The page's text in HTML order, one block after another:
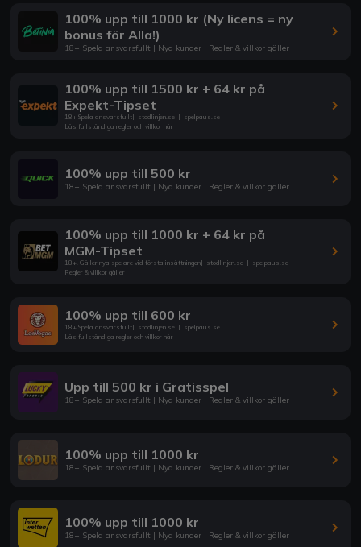
100% upp till 1000 kr (Ny licens = ny
bonus för Alla!)
18+ Spela ansvarsfullt | Nya kunder | Regler & villkor gäller
100% upp till 1500 kr + 64 kr på
Expekt-Tipset
18+ Spela ansvarsfullt| stodlinjen.se | spelpaus.se
Läs fullständiga regler och villkor här
100% upp till 500 kr
18+ Spela ansvarsfullt | Nya kunder | Regler & villkor gäller
100% upp till 1000 kr + 64 kr på
MGM-Tipset
18+. Gäller nya spelare vid första insättningen| stodlinjen.se | spelpaus.se
Regler & villkor gäller
100% upp till 600 kr
18+ Spela ansvarsfullt| stodlinjen.se | spelpaus.se
Läs fullständiga regler och villkor här
Upp till 500 kr i Gratisspel
18+ Spela ansvarsfullt | Nya kunder | Regler & villkor gäller
100% upp till 1000 kr
18+ Spela ansvarsfullt | Nya kunder | Regler & villkor gäller
100% upp till 1000 kr
18+ Spela ansvarsfullt | Nya kunder | Regler & villkor gäller